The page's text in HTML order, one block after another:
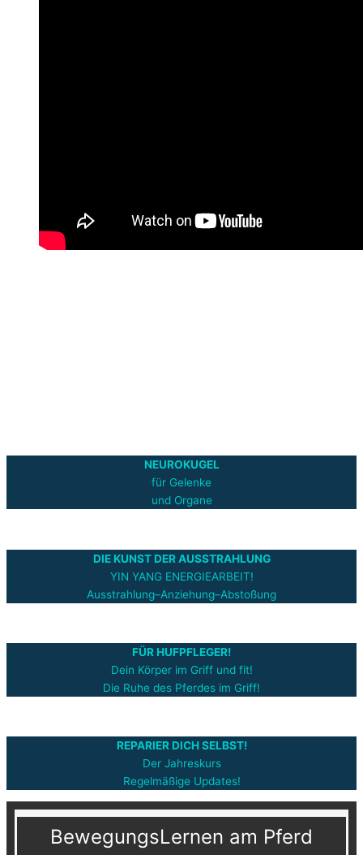
NEUROKUGEL
für Gelenke
und Organe
DIE KUNST DER AUSSTRAHLUNG
YIN YANG ENERGIEARBEIT!
Ausstrahlung–Anziehung–Abstoßung
FÜR HUFPFLEGER!
Dein Körper im Griff und fit!
Die Ruhe des Pferdes im Griff!
REPARIER DICH SELBST!
Der Jahreskurs
Regelmäßige Updates!
BewegungsLernen am Pferd